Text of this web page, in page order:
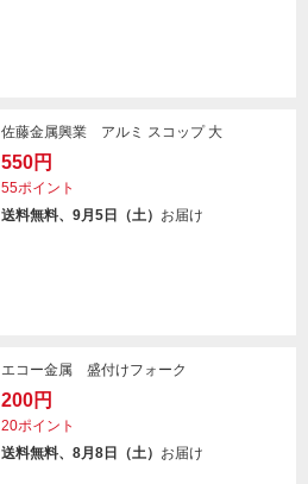
佐藤金属興業 アルミ スコップ 大
550円
55ポイント
送料無料、9月5日（土） お届け
エコー金属 盛付けフォーク
200円
20ポイント
送料無料、8月8日（土） お届け